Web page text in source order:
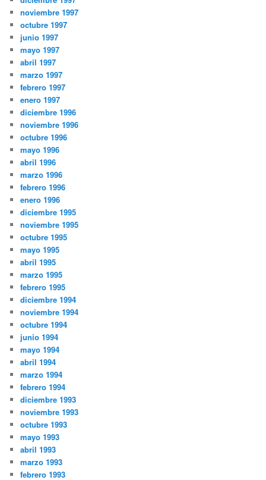
noviembre 1997
octubre 1997
junio 1997
mayo 1997
abril 1997
marzo 1997
febrero 1997
enero 1997
diciembre 1996
noviembre 1996
octubre 1996
mayo 1996
abril 1996
marzo 1996
febrero 1996
enero 1996
diciembre 1995
noviembre 1995
octubre 1995
mayo 1995
abril 1995
marzo 1995
febrero 1995
diciembre 1994
noviembre 1994
octubre 1994
junio 1994
mayo 1994
abril 1994
marzo 1994
febrero 1994
diciembre 1993
noviembre 1993
octubre 1993
mayo 1993
abril 1993
marzo 1993
febrero 1993